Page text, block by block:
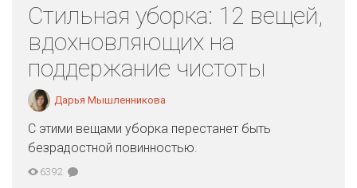
Стильная уборка: 12 вещей,
вдохновляющих на
поддержание чистоты
Дарья Мышленникова
С этими вещами уборка перестанет быть
безрадостной повинностью.
6392